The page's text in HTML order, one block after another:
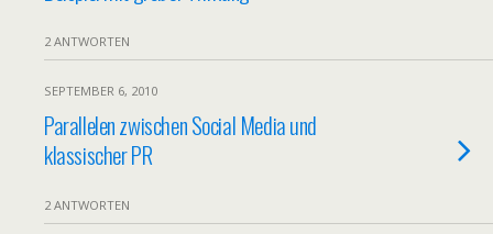
2 ANTWORTEN
SEPTEMBER 6, 2010
Parallelen zwischen Social Media und
klassischer PR
2 ANTWORTEN